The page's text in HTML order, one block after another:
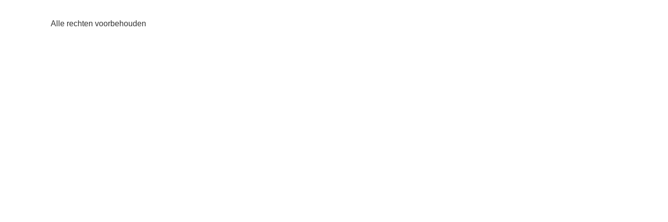
Alle rechten voorbehouden